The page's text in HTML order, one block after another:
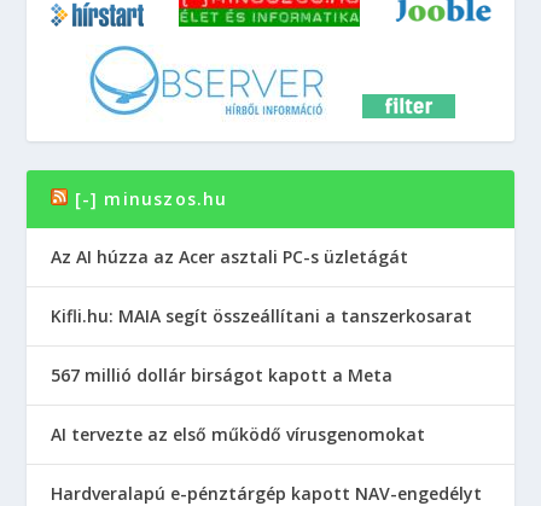
[-] minuszos.hu
Az AI húzza az Acer asztali PC-s üzletágát
Kifli.hu: MAIA segít összeállítani a tanszerkosarat
567 millió dollár birságot kapott a Meta
AI tervezte az első működő vírusgenomokat
Hardveralapú e-pénztárgép kapott NAV-engedélyt